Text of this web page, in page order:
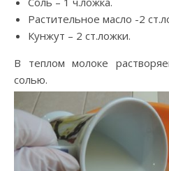
Растительное масло -2
Кунжут – 2 ст.ложки.
В теплом молоке
солью.